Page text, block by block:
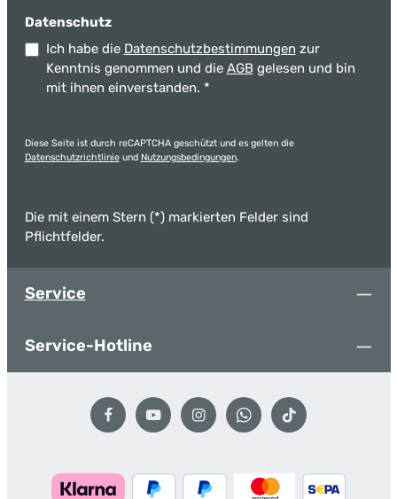
Datenschutz
Ich habe die Datenschutzbestimmungen zur
Kenntnis genommen und die AGB gelesen und bin
mit ihnen einverstanden. *
Diese Seite ist durch reCAPTCHA geschützt und es gelten die
Datenschutzrichtlinieund Nutzungsbedingungen.
Die mit einem Stern (*) markierten Felder sind
Pflichtfelder.
Service
Service-Hotline